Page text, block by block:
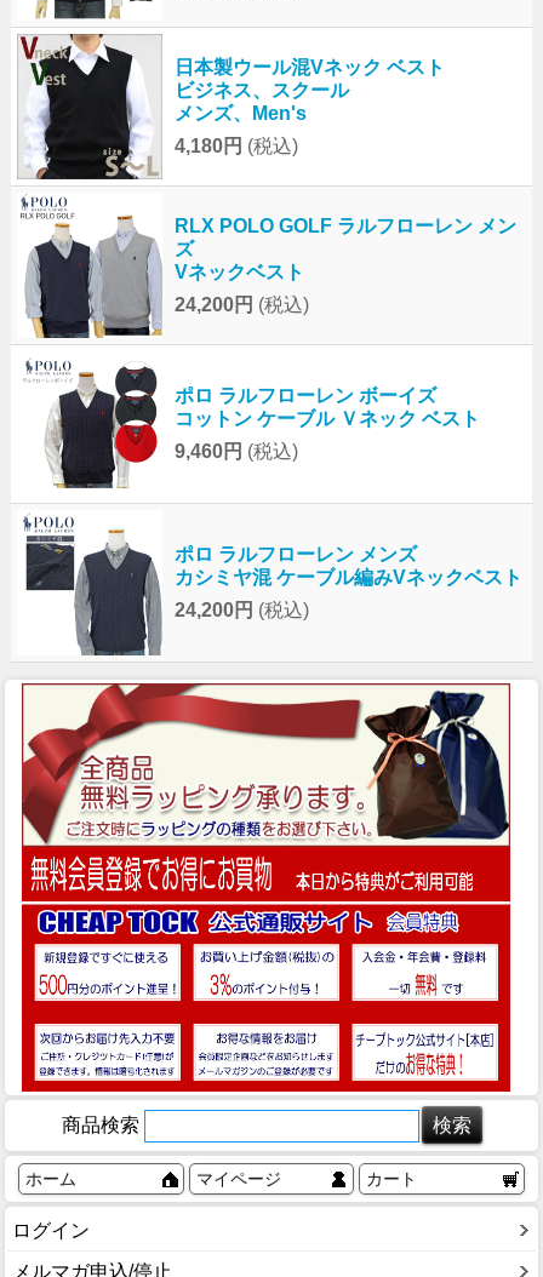
日本製ウール混Vネック ベスト
ビジネス、スクール
メンズ、Men's
4,180円 (税込)
RLX POLO GOLF ラルフローレン メン
ズ
Vネックベスト
24,200円 (税込)
ポロ ラルフローレン ボーイズ
コットン ケーブル Ｖネック ベスト
9,460円 (税込)
ポロ ラルフローレン メンズ
カシミヤ混 ケーブル編みVネックベスト
24,200円 (税込)
商品検索
ホーム マイページ カート
ログイン
メルマガ申込/停止